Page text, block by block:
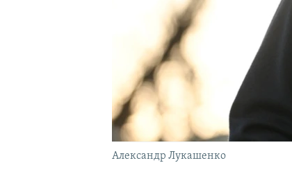
Александр Лукашенко